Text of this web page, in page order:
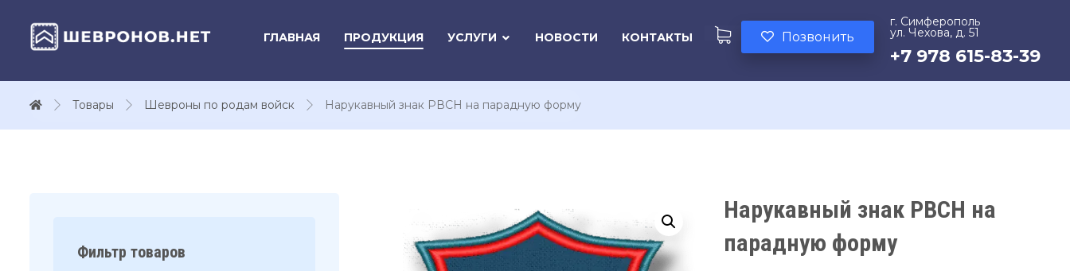
г. Симферополь
ул. Чехова, д. 51
+7 978 615-83-39
Позвонить
ГЛАВНАЯ ПРОДУКЦИЯ УСЛУГИ НОВОСТИ КОНТАКТЫ
Товары Шевроны по родам войск Нарукавный знак РВСН на парадную форму
Нарукавный знак РВСН на
парадную форму
Фильтр товаров